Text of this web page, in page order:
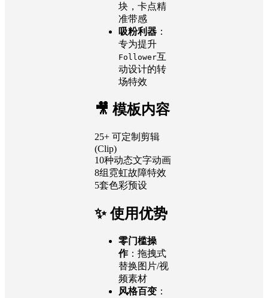
块，卡点精
准带感
吸粉利器 ：
专为提升
Follower互
动设计的转
场特效
🎥 模板内容
25+ 可定制剪辑
(Clip)
10种动态文字动画
8组霓虹故障特效
5套色彩预设
✨ 使用优势
零门槛操
作：拖拽式
替换图片/视
频素材
风格百变 ：